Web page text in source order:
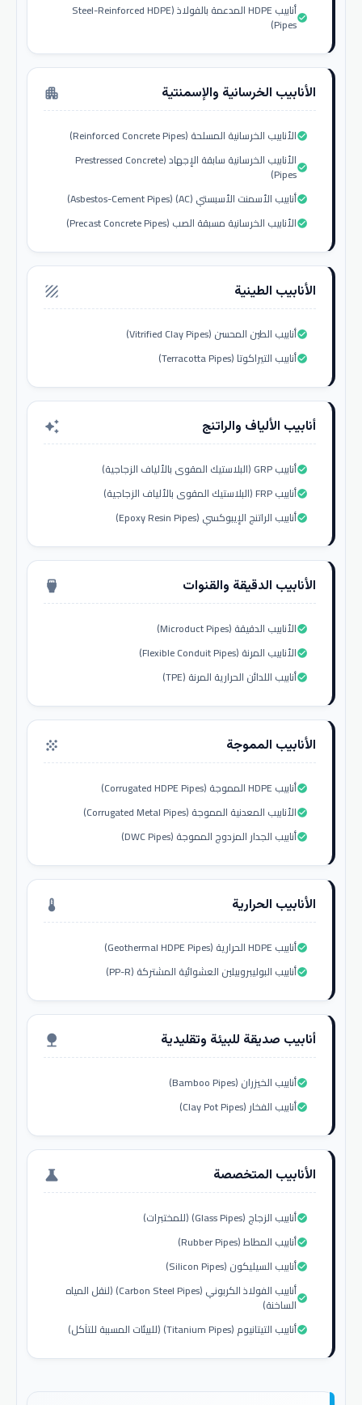
أنابيب HDPE المدعمة بالفولاذ (Steel-Reinforced HDPE
Pipes)check_circle
الأنابيب الخرسانية والإسمنتية apartment
الأنابيب الخرسانية المسلحة (Reinforced Concrete Pipes)check_circle
الأنابيب الخرسانية سابقة الإجهاد (Prestressed Concrete
Pipes)check_circle
أنابيب الأسمنت الأسبستي (AC) (Asbestos-Cement Pipes)check_circle
الأنابيب الخرسانية مسبقة الصب (Precast Concrete Pipes)check_circle
الأنابيب الطينية texture
أنابيب الطين المحسن (Vitrified Clay Pipes)check_circle
أنابيب التيراكوتا (Terracotta Pipes)check_circle
أنابيب الألياف والراتنج auto_awesome
أنابيب GRP (البلاستيك المقوى بالألياف الزجاجية)check_circle
أنابيب FRP (البلاستيك المقوى بالألياف الزجاجية)check_circle
أنابيب الراتنج الإيبوكسي (Epoxy Resin Pipes)check_circle
الأنابيب الدقيقة والقنوات settings_input_hdmi
الأنابيب الدقيقة (Microduct Pipes)check_circle
الأنابيب المرنة (Flexible Conduit Pipes)check_circle
أنابيب اللدائن الحرارية المرنة (TPE)check_circle
الأنابيب المموجة grain
أنابيب HDPE المموجة (Corrugated HDPE Pipes)check_circle
الأنابيب المعدنية المموجة (Corrugated Metal Pipes)check_circle
أنابيب الجدار المزدوج المموجة (DWC Pipes)check_circle
الأنابيب الحرارية thermostat
أنابيب HDPE الحرارية (Geothermal HDPE Pipes)check_circle
أنابيب البوليبروبيلين العشوائية المشتركة (PP-R)check_circle
أنابيب صديقة للبيئة وتقليدية nature
أنابيب الخيزران (Bamboo Pipes)check_circle
أنابيب الفخار (Clay Pot Pipes)check_circle
الأنابيب المتخصصة science
أنابيب الزجاج (Glass Pipes) (للمختبرات)check_circle
أنابيب المطاط (Rubber Pipes)check_circle
أنابيب السيليكون (Silicon Pipes)check_circle
أنابيب الفولاذ الكربوني (Carbon Steel Pipes) (لنقل المياه
الساخنة)check_circle
أنابيب التيتانيوم (Titanium Pipes) (للبيئات المسببة للتآكل)check_circle